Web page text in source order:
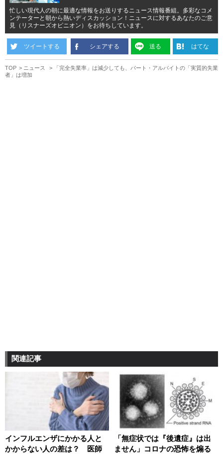
忙しい現代人の朝に最適な情報をお送りするニュース情報番組。多彩なコメ
ンテーターと朝から熱いディスカッション！ニュースに対するあなたのご意
見（リスナーズオピニオン）をお待ちしています。
ツイートする シェアする 送る はてな
TOP ニュース
「完全失業率」は減少しても、パート・アルバイトの「実質的失業
者」は増加
関連記事
インフルエンザにかかる人と
かからない人の差は？ 医師
「無症状では『後遺症』は出
ません」コロナの恐怖を煽る